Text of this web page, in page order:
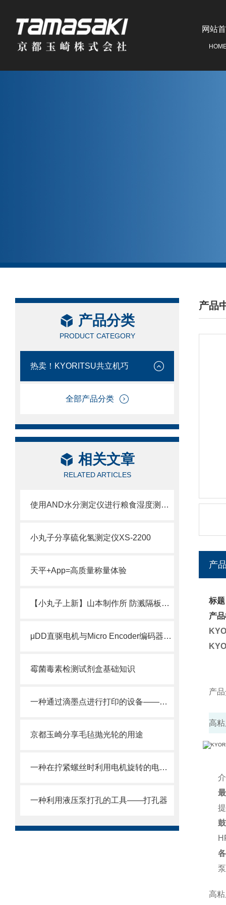
网站
产品分类
PRODUCT CATEGORY
热卖！KYORITSU共立机巧
全部产品分类
相关文章
RELATED ARTICLES
使用AND水分测定仪进行粮食湿度测量的方法
小丸子分享硫化氢测定仪XS-2200
天平+App=高质量称量体验
【小丸子上新】山本制作所 防溅隔板分离用塑料材质判别装置
μDD直驱电机与Micro Encoder编码器技术介绍
霉菌毒素检测试剂盒基础知识
一种通过滴墨点进行打印的设备——工业喷墨打印机
京都玉崎分享毛毡抛光轮的用途
一种在拧紧螺丝时利用电机旋转的电动工具
一种利用液压泵打孔的工具——打孔器
产品
/
产
标
产
产
高
高